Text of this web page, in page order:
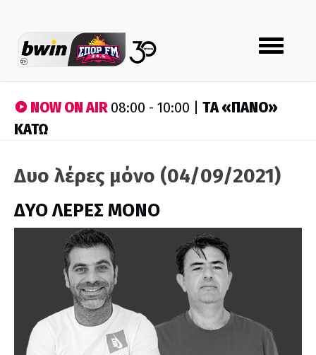
Toggle
navigation
NOW ON AIR08:00 - 10:00 | ΤA «ΠΑΝΟ»
ΚΑΤΩ
Δυο λέρες μόνο (04/09/2021)
ΔΥΟ ΛΕΡΕΣ ΜΟΝΟ